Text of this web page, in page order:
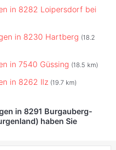
in 8282 Loipersdorf bei
in 8230 Hartberg (18.2
in 7540 Güssing (18.5 km)
in 8262 Ilz (19.7 km)
in 8291 Burgauberg-
haben Sie